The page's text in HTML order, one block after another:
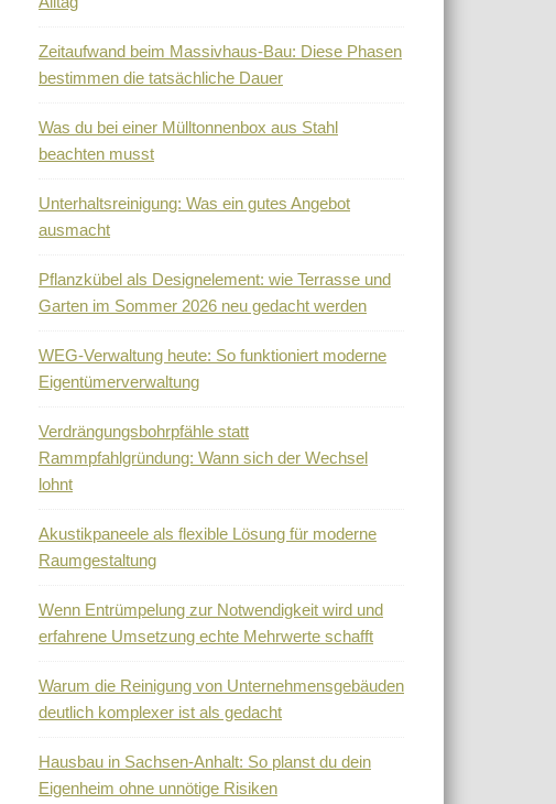
Zeitaufwand beim Massivhaus-Bau: Diese Phasen
bestimmen die tatsächliche Dauer
Was du bei einer Mülltonnenbox aus Stahl
beachten musst
Unterhaltsreinigung: Was ein gutes Angebot
ausmacht
Pflanzkübel als Designelement: wie Terrasse und
Garten im Sommer 2026 neu gedacht werden
WEG-Verwaltung heute: So funktioniert moderne
Eigentümerverwaltung
Verdrängungsbohrpfähle statt
Rammpfahlgründung: Wann sich der Wechsel
lohnt
Akustikpaneele als flexible Lösung für moderne
Raumgestaltung
Wenn Entrümpelung zur Notwendigkeit wird und
erfahrene Umsetzung echte Mehrwerte schafft
Warum die Reinigung von Unternehmensgebäuden
deutlich komplexer ist als gedacht
Hausbau in Sachsen-Anhalt: So planst du dein
Eigenheim ohne unnötige Risiken